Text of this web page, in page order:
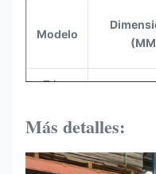
Modelo
Trima
Trima
3DF
Más detalles: